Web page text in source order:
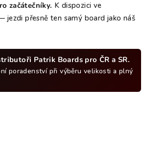
začátečníky. K dispozici ve
jezdi přesně ten samý board jako náš
Patrik Boards pro ČR a SR.
poradenství při výběru velikosti a plný